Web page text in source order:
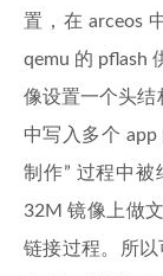
置，在 arceos
qemu 的 pflash
像设置一个头结
中写入多个
制作” 过程中
32M 镜像上做
链接过程。所